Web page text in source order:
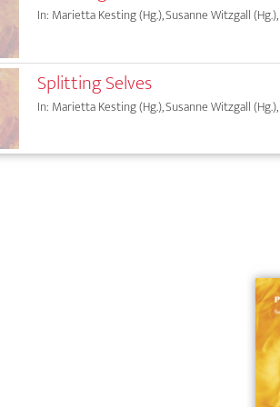
In: Marietta Kesting (Hg.), Susanne Witzgall (Hg.),
Splitting Selves
In: Marietta Kesting (Hg.), Susanne Witzgall (Hg.),